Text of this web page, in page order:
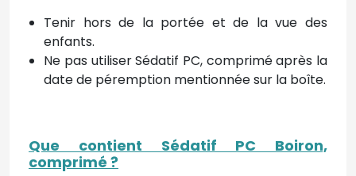
Tenir hors de la portée et de la vue des
enfants.
Ne pas utiliser Sédatif PC, comprimé après la
date de péremption mentionnée sur la boîte.
Que contient Sédatif PC Boiron,
comprimé ?